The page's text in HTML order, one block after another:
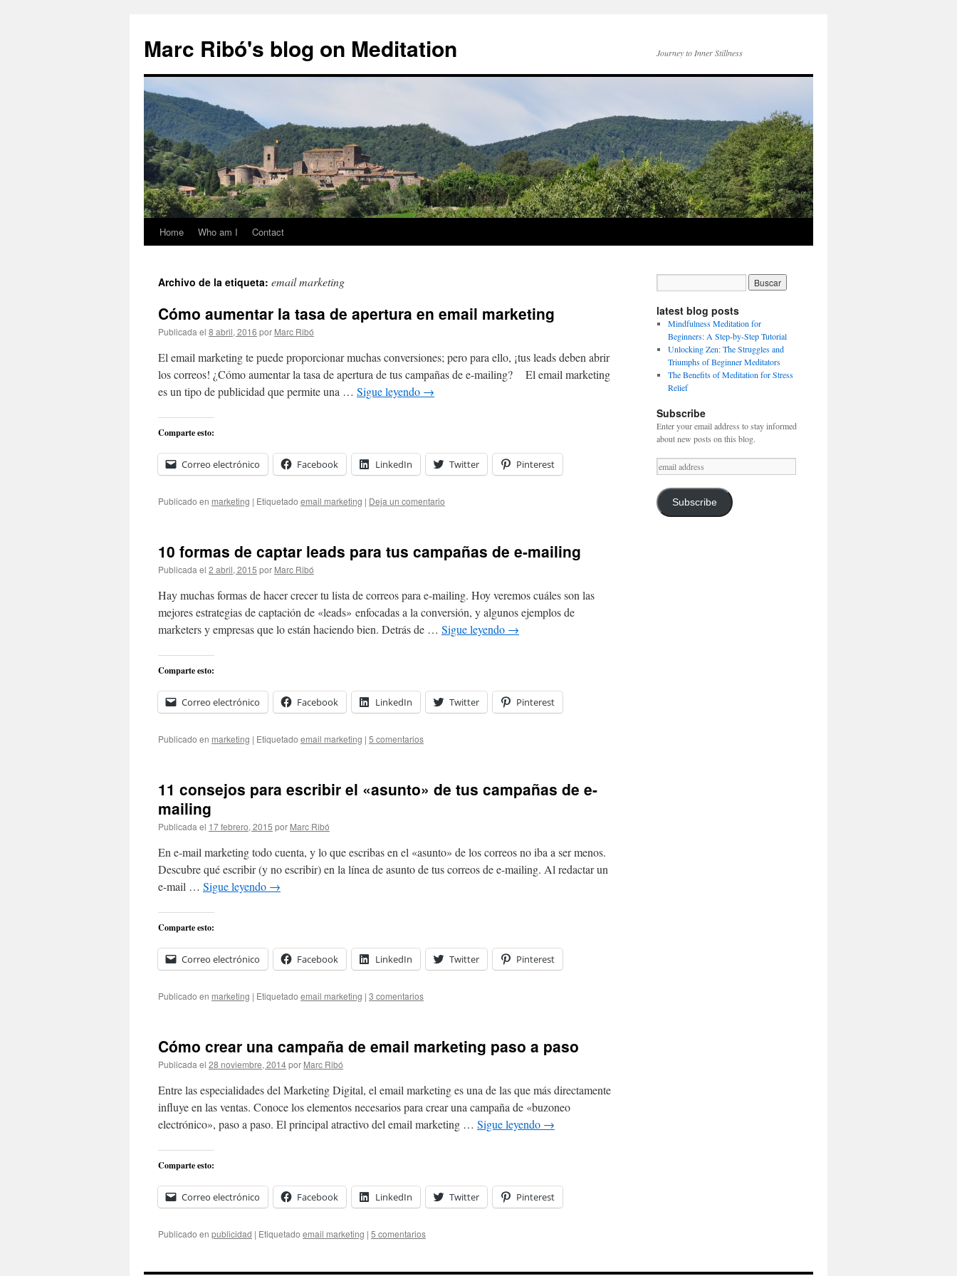
Marc Ribó's blog on Meditation Journey to Inner Stillness
Saltar
contenido
Home Who am I Contact
Archivo de la etiqueta: email marketing
Cómo aumentar la tasa de apertura en email marketing
Publicada el 8 abril, 2016 por Marc Ribó
El email marketing te puede proporcionar muchas conversiones; pero para ello, ¡tus leads deben abrir
los correos! ¿Cómo aumentar la tasa de apertura de tus campañas de e-mailing? El email marketing
es un tipo de publicidad que permite una … Sigue leyendo →
Comparte esto:
Correo electrónico Facebook LinkedIn Twitter Pinterest
Publicado en marketing | Etiquetado email marketing | Deja un comentario
10 formas de captar leads para tus campañas de e-mailing
Publicada el 2 abril, 2015 por Marc Ribó
Hay muchas formas de hacer crecer tu lista de correos para e-mailing. Hoy veremos cuáles son las
mejores estrategias de captación de «leads» enfocadas a la conversión, y algunos ejemplos de
marketers y empresas que lo están haciendo bien. Detrás de … Sigue leyendo →
Comparte esto:
Correo electrónico Facebook LinkedIn Twitter Pinterest
Publicado en marketing | Etiquetado email marketing | 5 comentarios
11 consejos para escribir el «asunto» de tus campañas de e-
mailing
Publicada el 17 febrero, 2015 por Marc Ribó
En e-mail marketing todo cuenta, y lo que escribas en el «asunto» de los correos no iba a ser menos.
Descubre qué escribir (y no escribir) en la línea de asunto de tus correos de e-mailing. Al redactar un
e-mail … Sigue leyendo →
Comparte esto:
Correo electrónico Facebook LinkedIn Twitter Pinterest
Publicado en marketing | Etiquetado email marketing | 3 comentarios
Cómo crear una campaña de email marketing paso a paso
Publicada el 28 noviembre, 2014por Marc Ribó
Entre las especialidades del Marketing Digital, el email marketing es una de las que más directamente
influye en las ventas. Conoce los elementos necesarios para crear una campaña de «buzoneo
electrónico», paso a paso. El principal atractivo del email marketing … Sigue leyendo →
Comparte esto:
Correo electrónico Facebook LinkedIn Twitter Pinterest
Publicado en publicidad | Etiquetado email marketing | 5 comentarios
latest blog posts
Mindfulness Meditation for
Beginners: A Step-by-Step Tutorial
Unlocking Zen: The Struggles and
Triumphs of Beginner Meditators
The Benefits of Meditation for Stress
Relief
Subscribe
Enter your email address to stay informed
about new posts on this blog.
email
address
Subscribe